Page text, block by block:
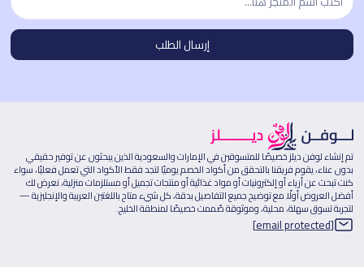
تم إنشاء لوفن ديلز خصيصًا للمتسوقين في الإمارات والسعودية الذين يبحثون عن توفير حقيقي
بدون عناء، يقوم فريقنا بالتحقق من أكواد الخصم يوميًا لتجد فقط الأكواد التي تعمل فعليًا، سواء
كنت تبحث عن أزياء أو إلكترونيات أو مواد غذائية أو منتجات تجميل أو مستلزمات منزلية، نعرض لك
أفضل العروض أولًا مع توضيح جميع التفاصيل بدقة، كل شيء متاح باللغتين العربية والإنجليزية —
لتجربة تسوق سهلة، محلية، وموثوقة صُممت خصيصًا لمنطقة الخليج.
[email protected]